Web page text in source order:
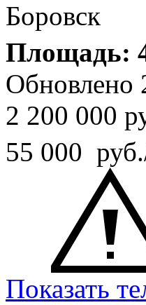
Боровск
Площадь:
Обновлено
2 200 000
55 000
Показать